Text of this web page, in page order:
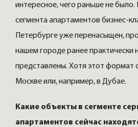
интересное, чего раньше не было.
сегмента апартаментов бизнес-
Петербурге уже перенасыщен,
нашем городе ранее практически
представлены. Хотя этот формат
Москве или, например, в Дубае.
Какие объекты в сегменте
апартаментов сейчас